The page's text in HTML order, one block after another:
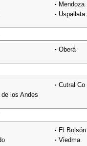
· Mendoza
· Uspallata
· Oberá
· Cutral Co
los Andes
· El Bolsón
· Viedma